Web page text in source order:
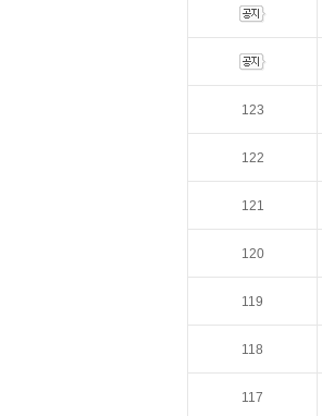
123
122
121
120
119
118
117